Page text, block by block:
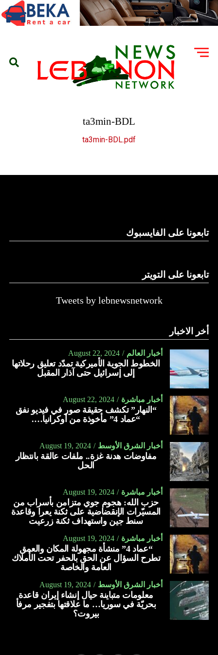
ta3min-BDL
ta3min-BDL.pdf
تابعونا على الفايسبوك
تابعونا على التويتر
Tweets by lebnewsnetwork
أخر الاخبار
أخبار العالم August 22, 2024
الخطوط الجوية الأميركية تمدّد تعليق رحلاتها
إلى إسرائيل حتى آذار المقبل
أخبار مباشرة August 22, 2024
“النهار” تكشف حقيقة صور في فيديو نفق
“عماد 4” مأخوذة من أوكرانيا….
أخبار الشرق الأوسط August 19, 2024
مفاوضات هدنة غزة.. ملفات عالقة بانتظار
الحل
أخبار مباشرة August 19, 2024
حزب الله: هجوم جوي متزامن بأسراب من
المسيّرات الإنقضاضية على ثكنة يعرا وقاعدة
سنط جين واستهداف ثكنة زرعيت
أخبار مباشرة August 19, 2024
“عماد 4” منشأة مجهولة المكان والعمق
تطرح السؤال عن الحق بالحفر تحت الأملاك
العامة والخاصة
أخبار الشرق الأوسط August 19, 2024
معلومات متباينة حيال إنشاء إيران قاعدة
بحريّة في سوريا… ما علاقتها بتفجير مرفأ
بيروت؟